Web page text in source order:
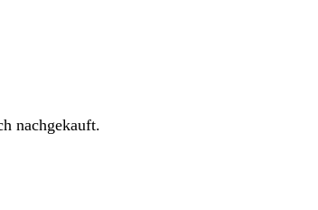
nachgekauft.